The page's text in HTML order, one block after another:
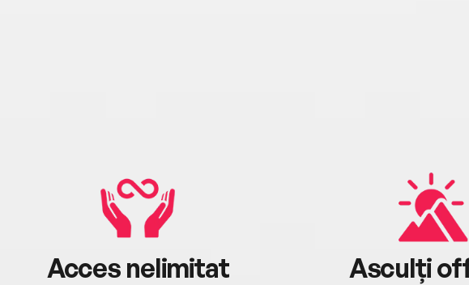
Acces nelimitat Asculți